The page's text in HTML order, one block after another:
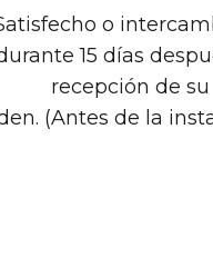
o
15 días
recepción de su
(Antes de la